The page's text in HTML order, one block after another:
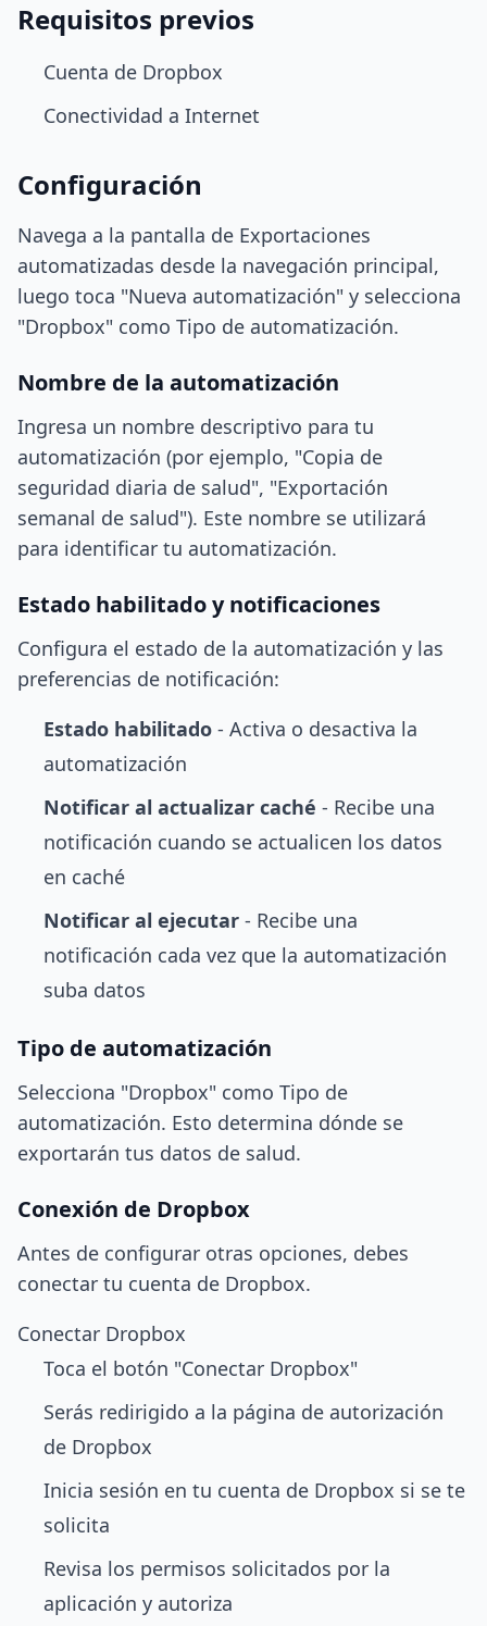
Requisitos previos
Cuenta de Dropbox
Conectividad a Internet
Configuración
Navega a la pantalla de Exportaciones
automatizadas desde la navegación principal,
luego toca "Nueva automatización" y selecciona
"Dropbox" como Tipo de automatización.
Nombre de la automatización
Ingresa un nombre descriptivo para tu
automatización (por ejemplo, "Copia de
seguridad diaria de salud", "Exportación
semanal de salud"). Este nombre se utilizará
para identificar tu automatización.
Estado habilitado y notificaciones
Configura el estado de la automatización y las
preferencias de notificación:
Estado habilitado - Activa o desactiva la
automatización
Notificar al actualizar caché - Recibe una
notificación cuando se actualicen los datos
en caché
Notificar al ejecutar - Recibe una
notificación cada vez que la automatización
suba datos
Tipo de automatización
Selecciona "Dropbox" como Tipo de
automatización. Esto determina dónde se
exportarán tus datos de salud.
Conexión de Dropbox
Antes de configurar otras opciones, debes
conectar tu cuenta de Dropbox.
Conectar Dropbox
Toca el botón "Conectar Dropbox"
Serás redirigido a la página de autorización
de Dropbox
Inicia sesión en tu cuenta de Dropbox si se te
solicita
Revisa los permisos solicitados por la
aplicación y autoriza